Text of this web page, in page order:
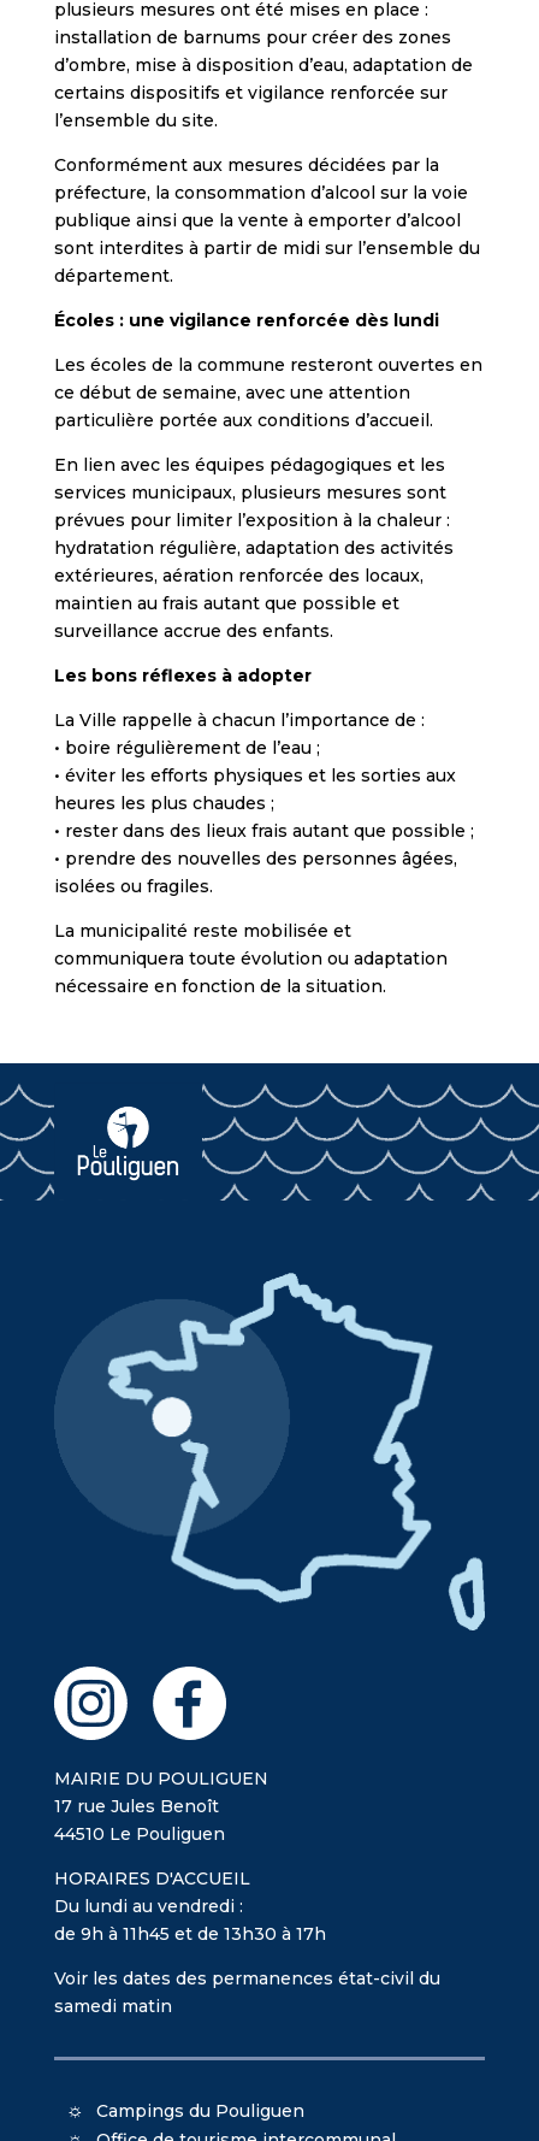
plusieurs mesures ont été mises en place :
installation de barnums pour créer des zones
d’ombre, mise à disposition d’eau, adaptation de
certains dispositifs et vigilance renforcée sur
l’ensemble du site.
Conformément aux mesures décidées par la
préfecture, la consommation d’alcool sur la voie
publique ainsi que la vente à emporter d’alcool
sont interdites à partir de midi sur l’ensemble du
département.
Écoles : une vigilance renforcée dès lundi
Les écoles de la commune resteront ouvertes en
ce début de semaine, avec une attention
particulière portée aux conditions d’accueil.
En lien avec les équipes pédagogiques et les
services municipaux, plusieurs mesures sont
prévues pour limiter l’exposition à la chaleur :
hydratation régulière, adaptation des activités
extérieures, aération renforcée des locaux,
maintien au frais autant que possible et
surveillance accrue des enfants.
Les bons réflexes à adopter
La Ville rappelle à chacun l’importance de :
• boire régulièrement de l’eau ;
• éviter les efforts physiques et les sorties aux
heures les plus chaudes ;
• rester dans des lieux frais autant que possible ;
• prendre des nouvelles des personnes âgées,
isolées ou fragiles.
La municipalité reste mobilisée et
communiquera toute évolution ou adaptation
nécessaire en fonction de la situation.
MAIRIE DU POULIGUEN
17 rue Jules Benoît
44510 Le Pouliguen
HORAIRES D'ACCUEIL
Du lundi au vendredi :
de 9h à 11h45 et de 13h30 à 17h
Voir les dates des permanences état-civil du
samedi matin
Campings du Pouliguen